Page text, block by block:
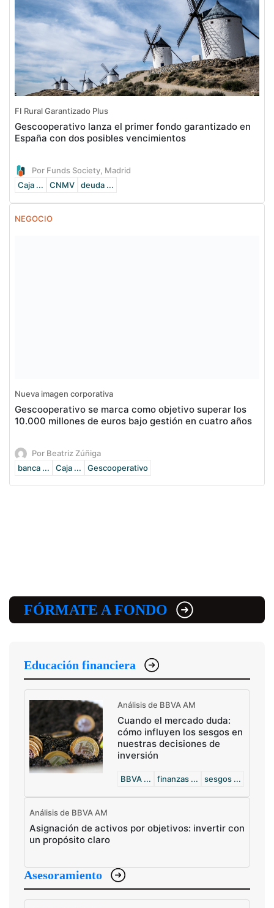
FI Rural Garantizado Plus
Gescooperativo lanza el primer fondo garantizado en
España con dos posibles vencimientos
Por Funds Society, Madrid
Caja ...
CNMV deuda ...
NEGOCIO
Nueva imagen corporativa
Gescooperativo se marca como objetivo superar los
10.000 millones de euros bajo gestión en cuatro años
Por Beatriz Zúñiga
banca ...
Caja ... Gescooperativo
FÓRMATE A FONDO
Educación financiera
Análisis de BBVA AM
Cuando el mercado duda:
cómo influyen los sesgos en
nuestras decisiones de
inversión
BBVA ... finanzas ... sesgos ...
Análisis de BBVA AM
Asignación de activos por objetivos: invertir con
un propósito claro
Asesoramiento